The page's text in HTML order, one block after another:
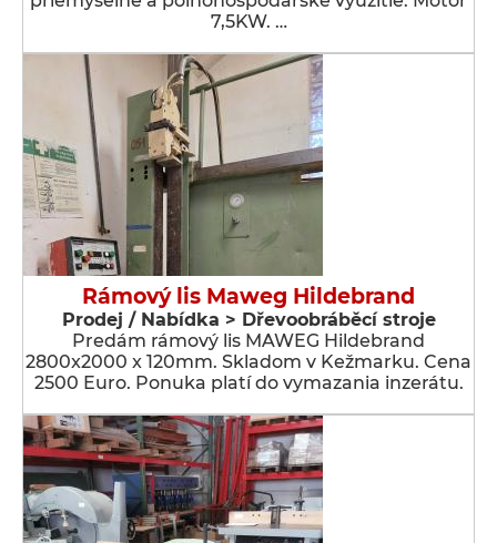
7,5KW. …
Rámový lis Maweg Hildebrand
Prodej / Nabídka > Dřevoobráběcí stroje
Predám rámový lis MAWEG Hildebrand
2800x2000 x 120mm. Skladom v Kežmarku. Cena
2500 Euro. Ponuka platí do vymazania inzerátu.